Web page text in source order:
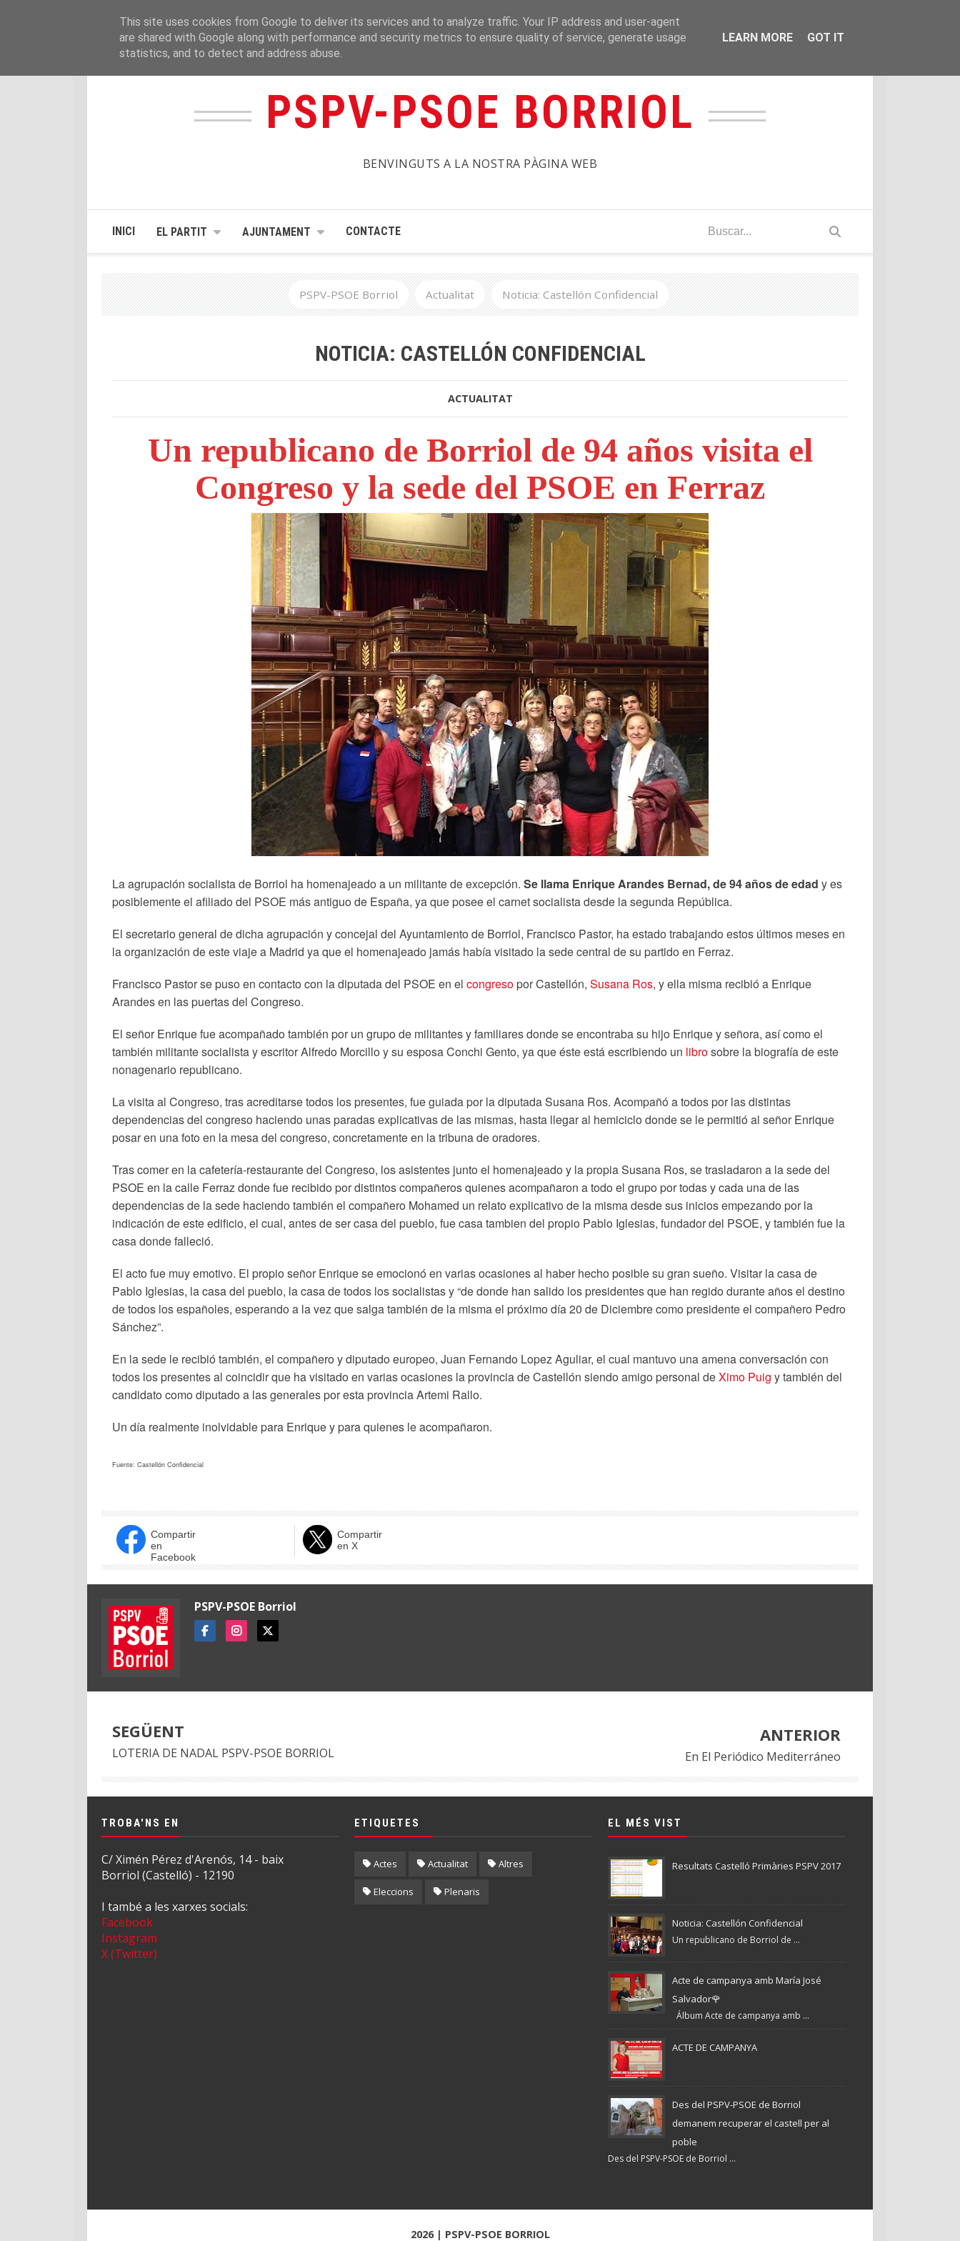
PSPV-PSOE BORRIOL
BENVINGUTS A LA NOSTRA PÀGINA WEB
INICI EL PARTIT AJUNTAMENT CONTACTE
PSPV-PSOE Borriol Actualitat Noticia: Castellón Confidencial
NOTICIA: CASTELLÓN CONFIDENCIAL
ACTUALITAT
Un republicano de Borriol de 94 años visita el
Congreso y la sede del PSOE en Ferraz
La agrupación socialista de Borriol ha homenajeado a un militante de excepción. Se llama Enrique Arandes Bernad, de 94 años de edad y es
posiblemente el afiliado del PSOE más antiguo de España, ya que posee el carnet socialista desde la segunda República.
El secretario general de dicha agrupación y concejal del Ayuntamiento de Borriol, Francisco Pastor, ha estado trabajando estos últimos meses en
la organización de este viaje a Madrid ya que el homenajeado jamás había visitado la sede central de su partido en Ferraz.
Francisco Pastor se puso en contacto con la diputada del PSOE en el congreso por Castellón, Susana Ros, y ella misma recibió a Enrique
Arandes en las puertas del Congreso.
El señor Enrique fue acompañado también por un grupo de militantes y familiares donde se encontraba su hijo Enrique y señora, así como el
también militante socialista y escritor Alfredo Morcillo y su esposa Conchi Gento, ya que éste está escribiendo un librosobre la biografía de este
nonagenario republicano.
La visita al Congreso, tras acreditarse todos los presentes, fue guiada por la diputada Susana Ros. Acompañó a todos por las distintas
dependencias del congreso haciendo unas paradas explicativas de las mismas, hasta llegar al hemiciclo donde se le permitió al señor Enrique
posar en una foto en la mesa del congreso, concretamente en la tribuna de oradores.
Tras comer en la cafetería-restaurante del Congreso, los asistentes junto el homenajeado y la propia Susana Ros, se trasladaron a la sede del
PSOE en la calle Ferraz donde fue recibido por distintos compañeros quienes acompañaron a todo el grupo por todas y cada una de las
dependencias de la sede haciendo también el compañero Mohamed un relato explicativo de la misma desde sus inicios empezando por la
indicación de este edificio, el cual, antes de ser casa del pueblo, fue casa tambien del propio Pablo Iglesias, fundador del PSOE, y también fue la
casa donde falleció.
El acto fue muy emotivo. El propio señor Enrique se emocionó en varias ocasiones al haber hecho posible su gran sueño. Visitar la casa de
Pablo Iglesias, la casa del pueblo, la casa de todos los socialistas y “de donde han salido los presidentes que han regido durante años el destino
de todos los españoles, esperando a la vez que salga también de la misma el próximo día 20 de Diciembre como presidente el compañero Pedro
Sánchez”.
En la sede le recibió también, el compañero y diputado europeo, Juan Fernando Lopez Aguliar, el cual mantuvo una amena conversación con
todos los presentes al coincidir que ha visitado en varias ocasiones la provincia de Castellón siendo amigo personal deXimo Puig y también del
candidato como diputado a las generales por esta provincia Artemi Rallo.
Un día realmente inolvidable para Enrique y para quienes le acompañaron.
Fuente: Castellón Confidencial
Compartir
en
Facebook
Compartir
en X
PSPV-PSOE Borriol
SEGÜENT
LOTERIA DE NADAL PSPV-PSOE BORRIOL
ANTERIOR
En El Periódico Mediterráneo
TROBA'NS EN
C/ Ximén Pérez d'Arenós, 14 - baix
Borriol (Castelló) - 12190
I també a les xarxes socials:
Facebook
Instagram
X (Twitter)
ETIQUETES
Actes Actualitat Altres
Eleccions Plenaris
EL MÉS VIST
Resultats Castelló Primàries PSPV 2017
Noticia: Castellón Confidencial
Un republicano de Borriol de ...
Acte de campanya amb María José
Salvador🌹
Álbum Acte de campanya amb ...
ACTE DE CAMPANYA
Des del PSPV-PSOE de Borriol
demanem recuperar el castell per al
poble
Des del PSPV-PSOE de Borriol ...
2026 | PSPV-PSOE BORRIOL
This site uses cookies from Google to deliver its services and to analyze traffic. Your IP address and user-agent
are shared with Google along with performance and security metrics to ensure quality of service, generate usage
statistics, and to detect and address abuse.
LEARN MORE GOT IT